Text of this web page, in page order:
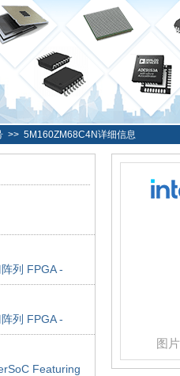
>> 5M160ZM68C4N详细信息
列 FPGA -
364 IOs
列 FPGA -
252 IOs
Featuring
图